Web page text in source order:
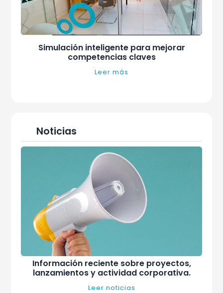
Simulación inteligente para mejorar
competencias claves
Leer más
Noticias
Información reciente sobre proyectos,
lanzamientos y actividad corporativa.
Leer noticias